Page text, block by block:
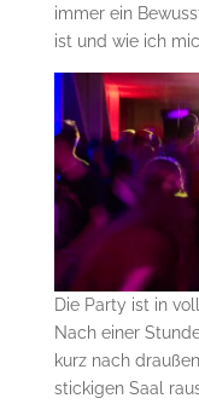
immer ein
ist und wie ich
Die Party ist in
Nach einer
kurz nach
stickigen Saal